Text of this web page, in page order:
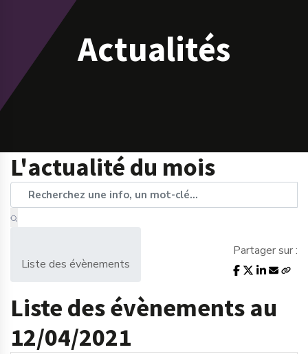
Actualités
L'actualité du mois
Liste des évènements
Partager sur :
Liste des évènements au
12/04/2021